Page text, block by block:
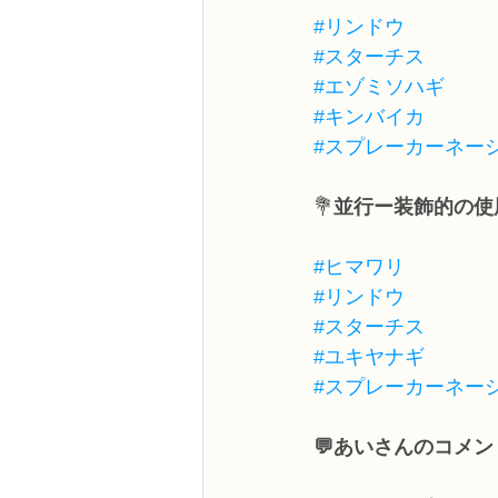
#リンドウ
#スターチス
#エゾミソハギ
#キンバイカ
#スプレーカーネー
💐並行ー装飾的の
#ヒマワリ
#リンドウ
#スターチス
#ユキヤナギ
#スプレーカーネー
💬あいさんのコメン